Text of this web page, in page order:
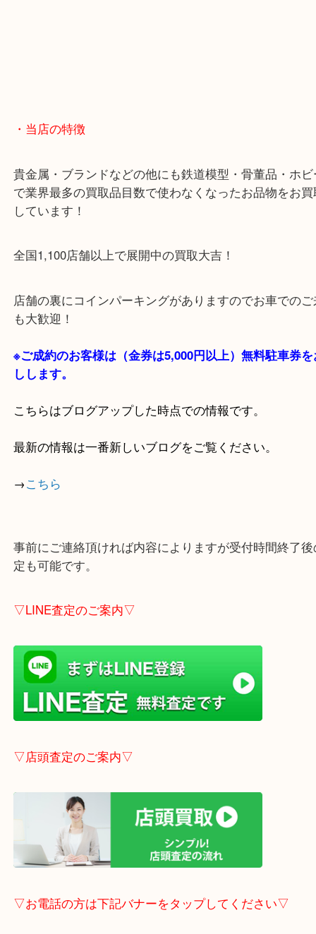
・当店の特徴
貴金属・ブランドなどの他にも鉄道模型・骨董品・
で業界最多の買取品目数で使わなくなったお品物を
全国1,100店舗以上で展開中の買取大吉！
店舗の裏にコインパーキングがありますのでお車で
※ご成約のお客様は（金券は5,000円以上）無料駐車
しします。
こちらはブログアップした時点での情報です。
最新の情報は一番新しいブログをご覧ください。
→こちら
事前にご連絡頂ければ内容によりますが受付時間終
▽LINE査定のご案内▽